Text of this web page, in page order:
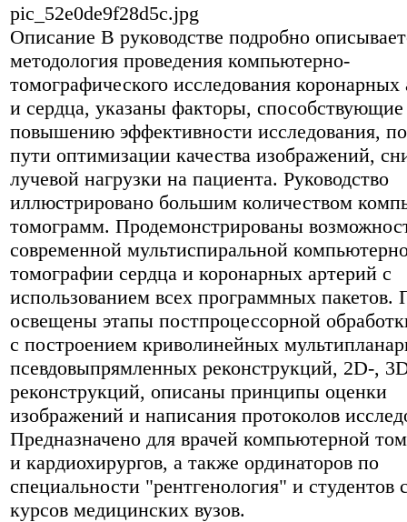
pic_52e0de9f28d5c.jpg
Описание В руководстве подробно
методология проведения компьютерно-
томографического исследования коронарных
и сердца, указаны факторы, способствующие
повышению эффективности исследования,
пути оптимизации качества изображений,
лучевой нагрузки на пациента. Руководство
иллюстрировано большим количеством
томограмм. Продемонстрированы
современной мультиспиральной
томографии сердца и коронарных артерий с
использованием всех программных пакетов.
освещены этапы постпроцессорной
с построением криволинейных
псевдовыпрямленных реконструкций, 2D-,
реконструкций, описаны принципы оценки
изображений и написания протоколов
Предназначено для врачей компьютерной
и кардиохирургов, а также ординаторов по
специальности "рентгенология" и студентов
курсов медицинских вузов.